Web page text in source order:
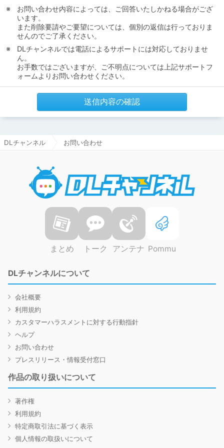
お問い合わせ内容によっては、ご回答いたしかねる場合がござ
います。
また削除要請やご要望については、個別の返信は行っておりま
せんのでご了承ください。
DLチャンネルでは電話によるサポートには対応しておりませ
ん。
お手数ではございますが、ご不明点については上記サポートフ
ォームよりお問い合わせください。
送信内容の確認
DLチャンネル お問い合わせ
まとめ トーク アンテナ Pommu
DLチャンネルについて
会社概要
利用規約
カスタマーハラスメントに対する行動指針
ヘルプ
お問い合わせ
プレスリリース・情報受付窓口
作品の取り扱いについて
著作権
利用規約
特定商取引法に基づく表示
個人情報の取扱いについて